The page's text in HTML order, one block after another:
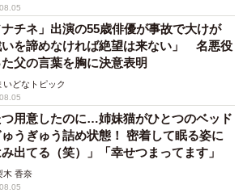
ナチネ」出演の55歳俳優が事故で大けが
いを諦めなければ絶望は来ない」 名悪役
父の言葉を胸に決意表明
いどなトピック
用意したのに…姉妹猫がひとつのベッド
うぎゅう詰め状態！ 密着して眠る姿に
み出てる（笑）」「幸せつまってます」
木 香奈